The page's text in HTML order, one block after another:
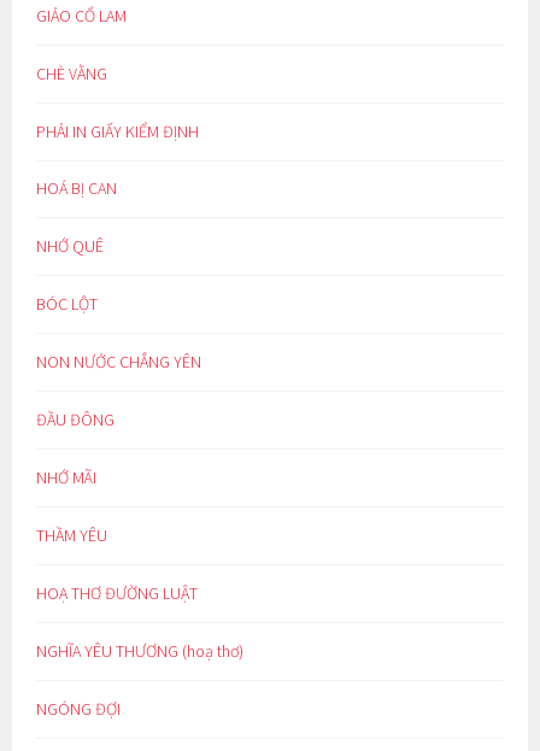
GIẢO CỔ LAM
CHÈ VẰNG
PHẢI IN GIẤY KIỂM ĐỊNH
HOÁ BỊ CAN
NHỚ QUÊ
BÓC LỘT
NON NƯỚC CHẲNG YÊN
ĐẦU ĐÔNG
NHỚ MÃI
THẦM YÊU
HOẠ THƠ ĐƯỜNG LUẬT
NGHĨA YÊU THƯƠNG (hoạ thơ)
NGÓNG ĐỢI